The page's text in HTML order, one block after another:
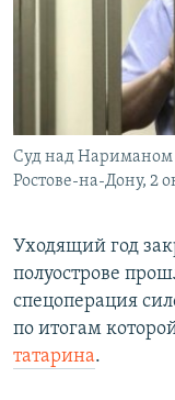
Суд над
Ростове-на-Дону, 2
Уходящий год
полуострове
спецоперация
по итогам
татарина.